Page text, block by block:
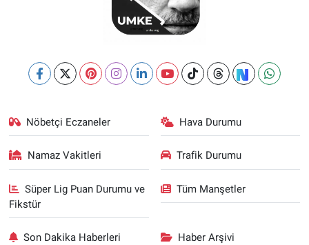
Nöbetçi Eczaneler Hava Durumu
Namaz Vakitleri Trafik Durumu
Süper Lig Puan Durumu ve
Fikstür
Tüm Manşetler
Son Dakika Haberleri Haber Arşivi